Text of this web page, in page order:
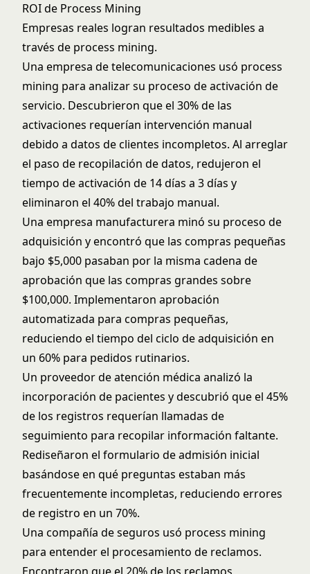
ROI de Process Mining
Empresas reales logran resultados medibles a
través de process mining.
Una empresa de telecomunicaciones usó process
mining para analizar su proceso de activación de
servicio. Descubrieron que el 30% de las
activaciones requerían intervención manual
debido a datos de clientes incompletos. Al arreglar
el paso de recopilación de datos, redujeron el
tiempo de activación de 14 días a 3 días y
eliminaron el 40% del trabajo manual.
Una empresa manufacturera minó su proceso de
adquisición y encontró que las compras pequeñas
bajo $5,000 pasaban por la misma cadena de
aprobación que las compras grandes sobre
$100,000. Implementaron aprobación
automatizada para compras pequeñas,
reduciendo el tiempo del ciclo de adquisición en
un 60% para pedidos rutinarios.
Un proveedor de atención médica analizó la
incorporación de pacientes y descubrió que el 45%
de los registros requerían llamadas de
seguimiento para recopilar información faltante.
Rediseñaron el formulario de admisión inicial
basándose en qué preguntas estaban más
frecuentemente incompletas, reduciendo errores
de registro en un 70%.
Una compañía de seguros usó process mining
para entender el procesamiento de reclamos.